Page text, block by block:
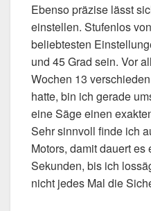
Ebenso präzise lässt
einstellen. Stufenlos
beliebtesten
und 45 Grad sein. Vor
Wochen 13
hatte, bin ich gerade
eine Säge einen
Sehr sinnvoll finde ich
Motors, damit dauert
Sekunden, bis ich
nicht jedes Mal die